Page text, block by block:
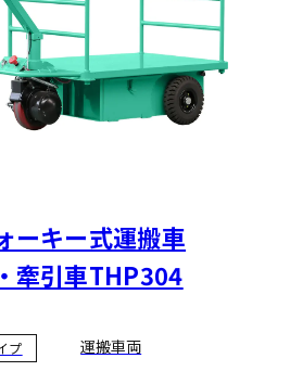
ーキー式運搬車
牽引車THP304
プ 運搬車両